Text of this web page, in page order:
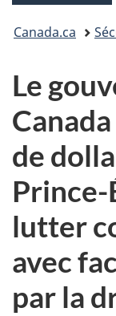
Vous
ici :
Canada.ca
Le
de
lutter
avec
par la